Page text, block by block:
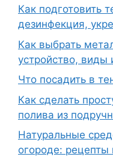
Как подготовить
дезинфекция,
Как выбрать
устройство, виды
Что посадить в
Как сделать
полива из
Натуральные
огороде: